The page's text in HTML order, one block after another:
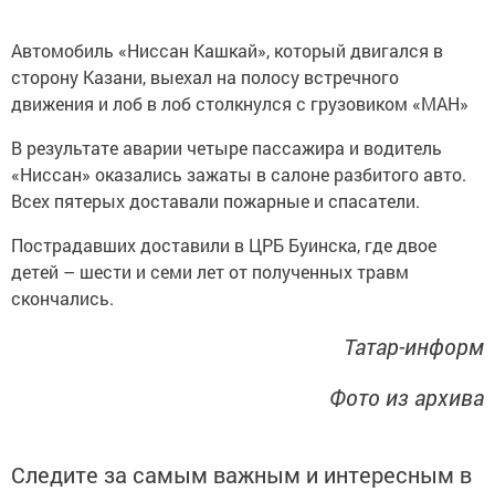
Автомобиль «Ниссан Кашкай», который двигался в
сторону Казани, выехал на полосу встречного
движения и лоб в лоб столкнулся с грузовиком «МАН»
В результате аварии четыре пассажира и водитель
«Ниссан» оказались зажаты в салоне разбитого авто.
Всех пятерых доставали пожарные и спасатели.
Пострадавших доставили в ЦРБ Буинска, где двое
детей – шести и семи лет от полученных травм
скончались.
Татар-информ
Фото из архива
Следите за самым важным и интересным в